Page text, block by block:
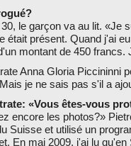
le garçon va au lit. «Je
était présent. Quand j'ai
montant de 450
Anna Gloria Piccininni
je ne sais pas s'il a
«Vous êtes-vous
encore les photos?»
Suisse et utilisé un
En mai 2009, j'ai lu